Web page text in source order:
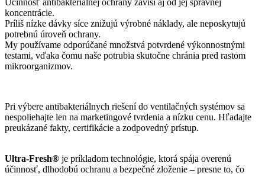
koncentrácie.
Príliš nízke dávky síce znižujú výrobné náklady, ale neposkytujú
potrebnú úroveň ochrany.
My používame odporúčané množstvá potvrdené výkonnostnými
testami, vďaka čomu naše potrubia skutočne chránia pred rastom
mikroorganizmov.
Pri výbere antibakteriálnych riešení do ventilačných systémov sa
nespoliehajte len na marketingové tvrdenia a nízku cenu. Hľadajte
preukázané fakty, certifikácie a zodpovedný prístup.
Ultra-Fresh® je príkladom technológie, ktorá spája overenú
účinnosť, dlhodobú ochranu a bezpečné zloženie – presne to, čo